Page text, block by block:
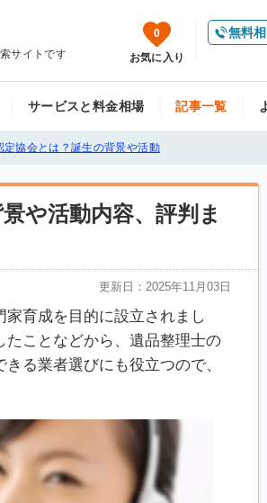
サイトです
0
お気に入り
無料
サービスと料金相場 記事一覧
定協会とは？誕生の背景や活動
や活動内容、評判ま
更新日： 2025年11月03日
育成を目的に設立されまし
ことなどから、遺品整理士の
る業者選びにも役立つので、